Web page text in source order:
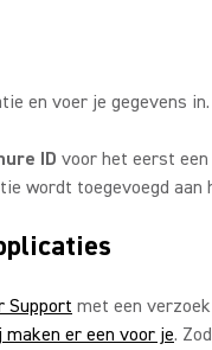
en voer je gegevens
ID voor het eerst
wordt toegevoegd
Support met een
maken er een voor je.